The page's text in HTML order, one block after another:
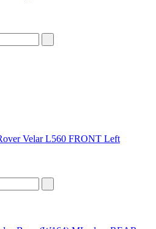
Velar L560 FRONT Left